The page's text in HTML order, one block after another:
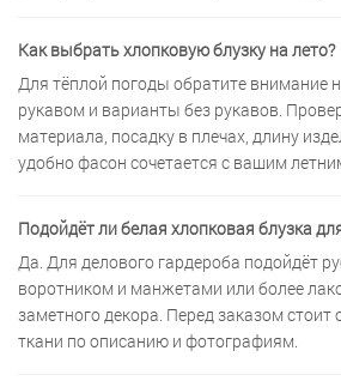
Как выбрать хлопковую блузку на лето?
Для тёплой погоды обратите внимание
рукавом и варианты без рукавов.
материала, посадку в плечах, длину
удобно фасон сочетается с вашим
Подойдёт ли белая хлопковая блузка
Да. Для делового гардероба подойдёт
воротником и манжетами или более
заметного декора. Перед заказом стоит
ткани по описанию и фотографиям.